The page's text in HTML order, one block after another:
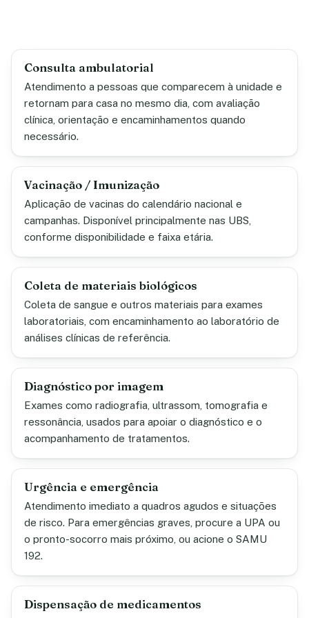
Consulta ambulatorial
Atendimento a pessoas que comparecem à unidade e
retornam para casa no mesmo dia, com avaliação
clínica, orientação e encaminhamentos quando
necessário.
Vacinação / Imunização
Aplicação de vacinas do calendário nacional e
campanhas. Disponível principalmente nas UBS,
conforme disponibilidade e faixa etária.
Coleta de materiais biológicos
Coleta de sangue e outros materiais para exames
laboratoriais, com encaminhamento ao laboratório de
análises clínicas de referência.
Diagnóstico por imagem
Exames como radiografia, ultrassom, tomografia e
ressonância, usados para apoiar o diagnóstico e o
acompanhamento de tratamentos.
Urgência e emergência
Atendimento imediato a quadros agudos e situações
de risco. Para emergências graves, procure a UPA ou
o pronto-socorro mais próximo, ou acione o SAMU
192.
Dispensação de medicamentos